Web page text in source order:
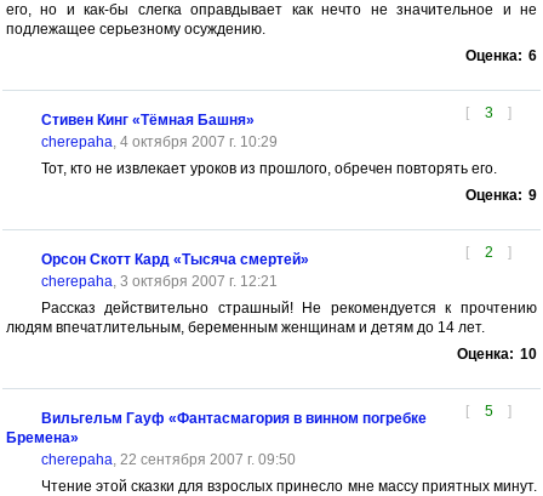
его, но и как-бы слегка оправдывает как нечто не значительное и не
подлежащее серьезному осуждению.
Оценка: 6
[ 3 ]
Стивен Кинг «Тёмная Башня»
cherepaha, 4 октября 2007 г. 10:29
Тот, кто не извлекает уроков из прошлого, обречен повторять его.
Оценка: 9
[ 2 ]
Орсон Скотт Кард «Тысяча смертей»
cherepaha, 3 октября 2007 г. 12:21
Рассказ действительно страшный! Не рекомендуется к прочтению
людям впечатлительным, беременным женщинам и детям до 14 лет.
Оценка: 10
[ 5 ]
Вильгельм Гауф «Фантасмагория в винном погребке
Бремена»
cherepaha, 22 сентября 2007 г. 09:50
Чтение этой сказки для взрослых принесло мне массу приятных минут.